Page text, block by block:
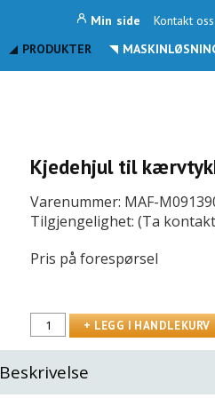
Kontakt oss
Min side
PRODUKTER
Kjedehjul til
Varenummer: MAF-
Tilgjengelighet: (Ta
Pris på forespørsel
Beskrivelse